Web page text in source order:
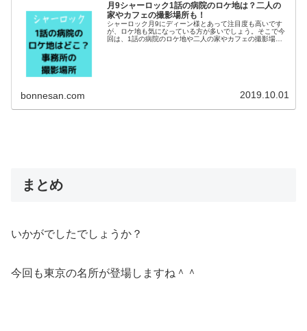
月9シャーロック1話の病院のロケ地は？二人の
家やカフェの撮影場所も！
シャーロック月9にディーン様とあって注目度も高いです
が、ロケ地も気になっている方が多いでしょう。そこで今
回は、1話の病院のロケ地や二人の家やカフェの撮影場所
bonnesan.com 2019.10.01
まとめ
いかがでしたでしょうか？
今回も東京の名所が登場しますね＾＾